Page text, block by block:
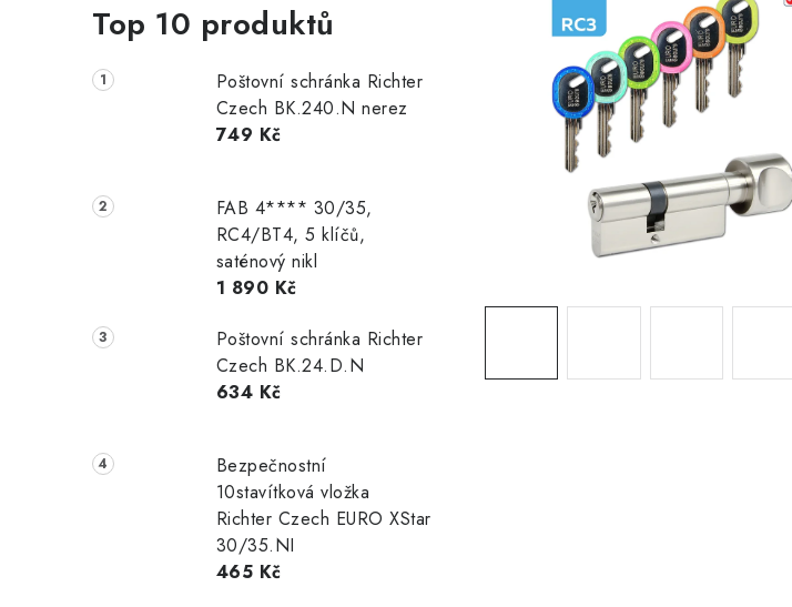
o
s
a
í
n
Top 10 produktů
Poštovní schránka Richter
Czech BK.240.N nerez
749 Kč
FAB 4**** 30/35,
RC4/BT4, 5 klíčů,
saténový nikl
1 890 Kč
Poštovní schránka Richter
Czech BK.24.D.N
634 Kč
Bezpečnostní
10stavítková vložka
Richter Czech EURO XStar
30/35.NI
465 Kč